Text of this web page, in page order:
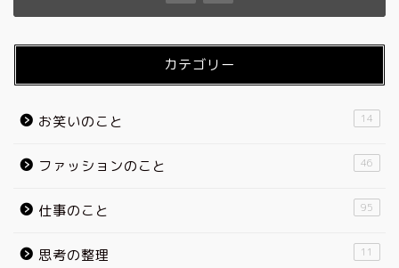
カテゴリー
お笑いのこと 14
ファッションのこと 46
仕事のこと 95
思考の整理 11